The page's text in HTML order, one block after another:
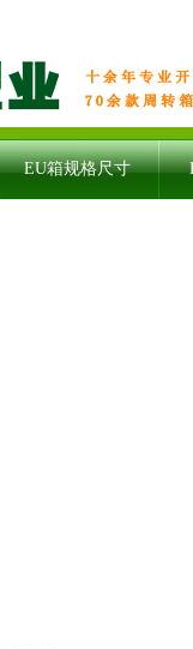
EU箱规格尺寸